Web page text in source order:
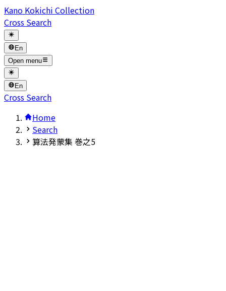
Kano Kokichi Collection
Cross Search
En
Open menu
En
Cross Search
Home
Search
算法発蒙集 巻之5